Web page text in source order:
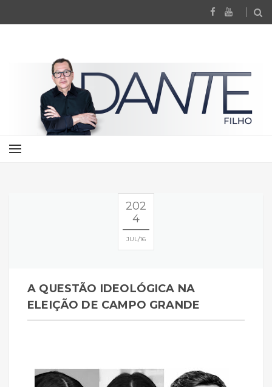
202
4
JUL 16
A QUESTÃO IDEOLÓGICA NA
ELEIÇÃO DE CAMPO GRANDE